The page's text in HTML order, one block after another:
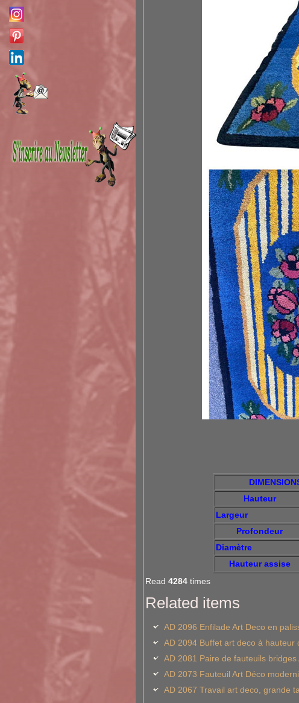
Hauteur
Largeur
Profondeur
Diamètre
Hauteur assise
Read 4284 times
Related items
AD 2096 Enfilade Art Deco en
AD 2094 Buffet art deco à
AD 2081 Paire de fauteuils
AD 2073 Fauteuil Art Déco
AD 2067 Travail art deco, grande